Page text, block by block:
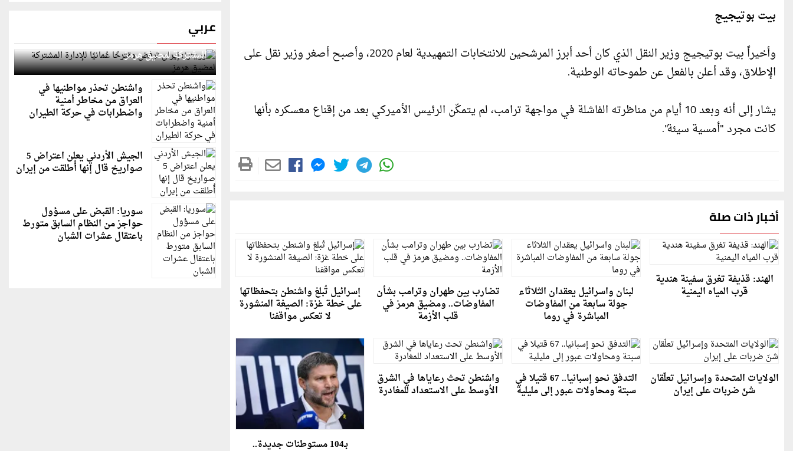
بيت بوتيجيج
وأخيراً بيت بوتيجيج وزير النقل الذي كان أحد أبرز المرشحين للانتخابات التمهيدية لعام 2020، وأصبح أصغر وزير نقل على
الإطلاق، وقد أعلن بالفعل عن طموحاته الوطنية.
يشار إلى أنه وبعد 10 أيام من مناظرته الفاشلة في مواجهة ترامب، لم يتمكّن الرئيس الأميركي بعد من إقناع معسكره بأنها
كانت مجرد "أمسية سيئة".
أخبار ذات صلة
الهند: قذيفة تغرق سفينة هندية
قرب المياه اليمنية لبنان واسرائيل يعقدان الثلاثاء
جولة سابعة من المفاوضات
المباشرة في روما
تضارب بين طهران وترامب بشأن
المفاوضات.. ومضيق هرمز في
قلب الأزمة
إسرائيل تُبلغ واشنطن بتحفظاتها
على خطة غزة: الصيغة المنشورة
لا تعكس مواقفنا
الولايات المتحدة وإسرائيل تعلّقان
شنّ ضربات على إيران
التدفق نحو إسبانيا.. 67 قتيلا في
سبتة ومحاولات عبور إلى مليلية
واشنطن تحث رعاياها في الشرق
الأوسط على الاستعداد للمغادرة
بـ104 مستوطنات جديدة..
عربي
رويترز: إيران ترفض مقترحًا عُمانيًا للإدارة
المشتركة لمضيق هرمز
واشنطن تحذر مواطنيها في
العراق من مخاطر أمنية
واضطرابات في حركة الطيران
الجيش الأردني يعلن اعتراض 5
صواريخ قال إنها أُطلقت من إيران
سوريا: القبض على مسؤول
حواجز من النظام السابق متورط
باعتقال عشرات الشبان